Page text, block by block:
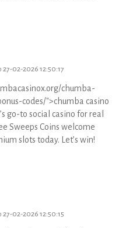
27-02-2026 12:50:17
chumba-
codes/">chumba casino
go-to social casino for real
Sweeps Coins welcome
slots today. Let’s win!
27-02-2026 12:50:15